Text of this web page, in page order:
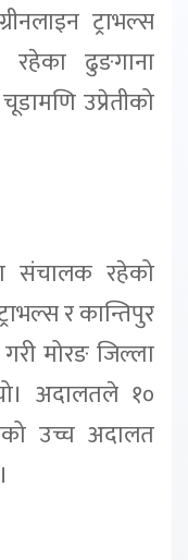
ट्राभल्स
ढुङगाना
उप्रेतीको
संचालक रहेको
र कान्तिपुर
मोरङ जिल्ला
अदालतले १०
उच्च अदालत